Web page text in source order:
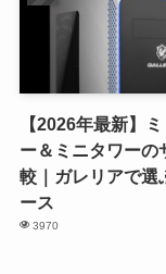
【2026年最新】
ー＆ミニタワーの
較｜ガレリアで選
ース
3970